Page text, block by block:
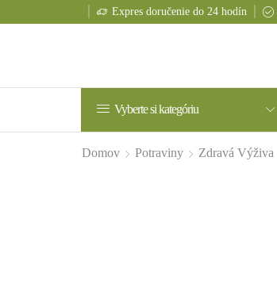
Expres doručenie do 24 hodín
Vyberte si kategóriu
Domov Potraviny Zdravá Výživa